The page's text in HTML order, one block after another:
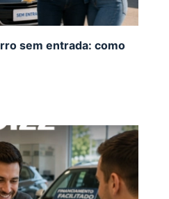
sem entrada: como